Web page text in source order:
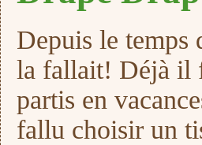
Depuis le temps
la fallait! Déjà il
partis en
fallu choisir un